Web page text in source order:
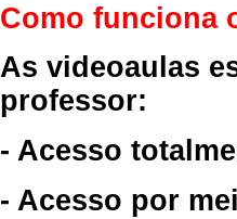
Como funciona
As videoaulas
professor:
- Acesso
- Acesso por